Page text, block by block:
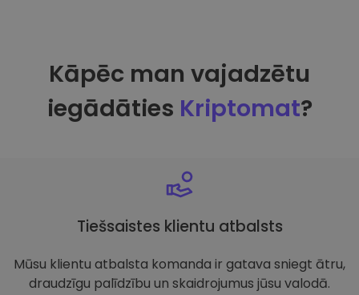
Kāpēc man vajadzētu
iegādāties Kriptomat?
Tiešsaistes klientu atbalsts
Mūsu klientu atbalsta komanda ir gatava sniegt ātru,
draudzīgu palīdzību un skaidrojumus jūsu valodā.